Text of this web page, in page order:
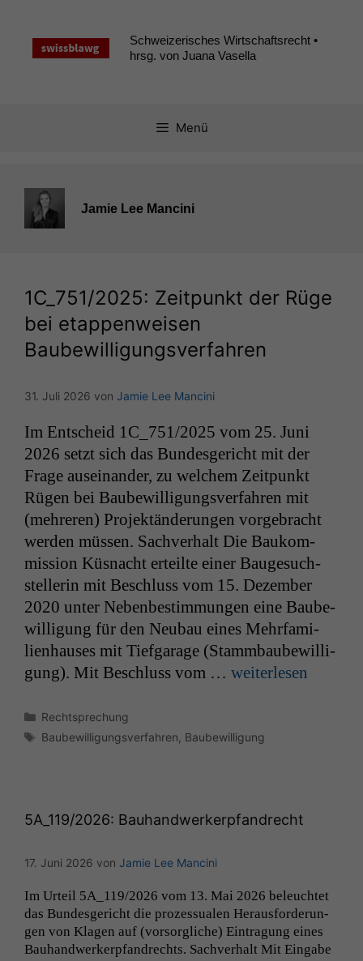
springen
Schweizerisches Wirtschaftsrecht •
hrsg. von Juana Vasella
Menü
Jamie Lee Mancini
1C_751/2025: Zeitpunkt der Rüge
bei etappenweisen
Baubewilligungsverfahren
31. Juli 2026 von Jamie Lee Mancini
Im Entscheid 1C_751/2025 vom 25. Juni
2026 set­zt sich das Bun­des­gericht mit der
Frage auseinan­der, zu welchem Zeit­punkt
Rügen bei Baube­wil­li­gungsver­fahren mit
(mehreren) Pro­jek­tän­derun­gen vorge­bracht
wer­den müssen. Sachver­halt Die Baukom­
mis­sion Küs­nacht erteilte ein­er Bauge­such­
stel­lerin mit Beschluss vom 15. Dezem­ber
2020 unter Nebenbes­tim­mungen eine Baube­
wil­li­gung für den Neubau eines Mehrfam­i­
lien­haus­es mit Tief­garage (Stamm­baube­wil­li­
gung). Mit Beschluss vom … weit­er­lesen
Kategorien
Rechtsprechung
Schlagwörter
Baubewilligungsverfahren Baubewilligung
5A_119/2026: Bauhandwerkerpfandrecht
17. Juni 2026 von Jamie Lee Mancini
Im Urteil 5A_119/2026 vom 13. Mai 2026 beleuchtet
das Bun­des­gericht die prozes­sualen Her­aus­forderun­
gen von Kla­gen auf (vor­sor­gliche) Ein­tra­gung eines
Bauhandw­erk­erp­fan­drechts. Sachver­halt Mit Eingabe